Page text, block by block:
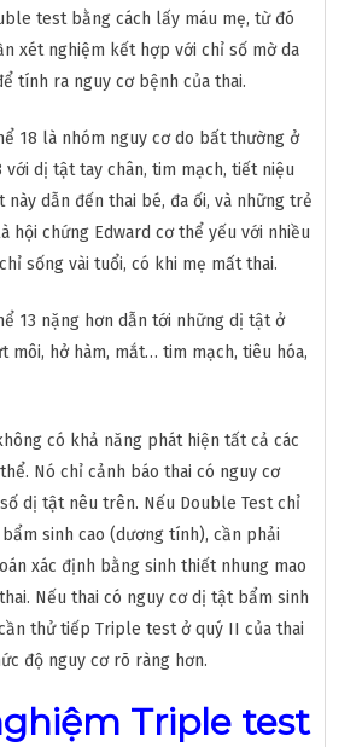
test bằng cách lấy máu mẹ, từ đó
xét nghiệm kết hợp với chỉ số mờ da
tính ra nguy cơ bệnh của thai.
18 là nhóm nguy cơ do bất thường ở
với dị tật tay chân, tim mạch, tiết niệu
này dẫn đến thai bé, đa ối, và những trẻ
hội chứng Edward cơ thể yếu với nhiều
sống vài tuổi, có khi mẹ mất thai.
13 nặng hơn dẫn tới những dị tật ở
môi, hở hàm, mắt… tim mạch, tiêu hóa,
có khả năng phát hiện tất cả các
Nó chỉ cảnh báo thai có nguy cơ
dị tật nêu trên. Nếu Double Test chỉ
sinh cao (dương tính), cần phải
xác định bằng sinh thiết nhung mao
Nếu thai có nguy cơ dị tật bẩm sinh
thử tiếp Triple test ở quý II của thai
độ nguy cơ rõ ràng hơn.
Triple test